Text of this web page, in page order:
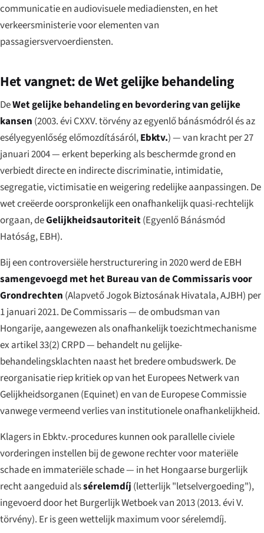
communicatie en audiovisuele mediadiensten, en het
verkeersministerie voor elementen van
passagiersvervoerdiensten.
Het vangnet: de Wet gelijke behandeling
DeWet gelijke behandeling en bevordering van gelijke
kansen (2003. évi CXXV. törvény az egyenlő bánásmódról és az
esélyegyenlőség előmozdításáról,Ebktv.) — van kracht per 27
januari 2004 — erkent beperking als beschermde grond en
verbiedt directe en indirecte discriminatie, intimidatie,
segregatie, victimisatie en weigering redelijke aanpassingen. De
wet creëerde oorspronkelijk een onafhankelijk quasi-rechtelijk
orgaan, deGelijkheidsautoriteit(Egyenlő Bánásmód
Hatóság, EBH).
Bij een controversiële herstructurering in 2020 werd de EBH
samengevoegd met het Bureau van de Commissaris voor
Grondrechten (Alapvető Jogok Biztosának Hivatala, AJBH) per
1 januari 2021. De Commissaris — de ombudsman van
Hongarije, aangewezen als onafhankelijk toezichtmechanisme
ex artikel 33(2) CRPD — behandelt nu gelijke-
behandelingsklachten naast het bredere ombudswerk. De
reorganisatie riep kritiek op van het Europees Netwerk van
Gelijkheidsorganen (Equinet) en van de Europese Commissie
vanwege vermeend verlies van institutionele onafhankelijkheid.
Klagers in Ebktv.-procedures kunnen ook parallelle civiele
vorderingen instellen bij de gewone rechter voor materiële
schade en immateriële schade — in het Hongaarse burgerlijk
recht aangeduid alssérelemdíj (letterlijk "letselvergoeding"),
ingevoerd door het Burgerlijk Wetboek van 2013 (2013. évi V.
törvény). Er is geen wettelijk maximum voor sérelemdíj.